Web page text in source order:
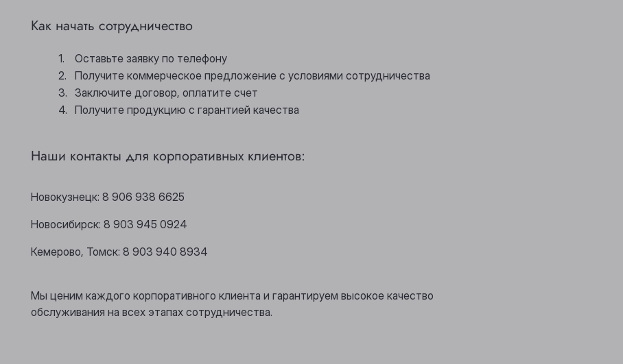
Как начать сотрудничество
Оставьте заявку по телефону
Получите коммерческое предложение с условиями сотрудничества
Заключите договор, оплатите счет
Получите продукцию с гарантией качества
Наши контакты для корпоративных клиентов:
Новокузнецк: 8 906 938 6625
Новосибирск: 8 903 945 0924
Кемерово, Томск: 8 903 940 8934
Мы ценим каждого корпоративного клиента и гарантируем высокое качество
обслуживания на всех этапах сотрудничества.